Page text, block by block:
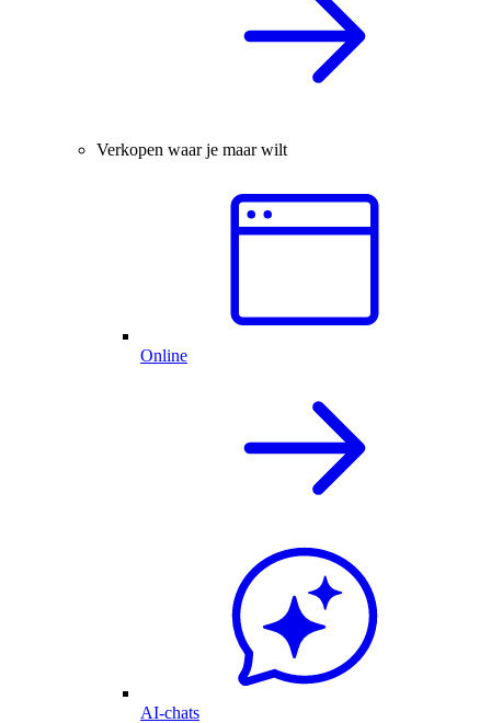
Verkopen waar je maar wilt
Online
AI-chats